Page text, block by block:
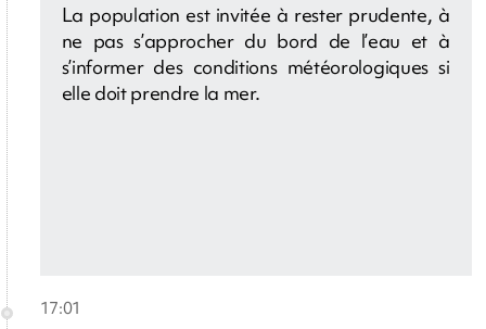
La population est invitée à rester prudente, à
ne pas s’approcher du bord de l’eau et à
s’informer des conditions météorologiques si
elle doit prendre la mer.
17:01